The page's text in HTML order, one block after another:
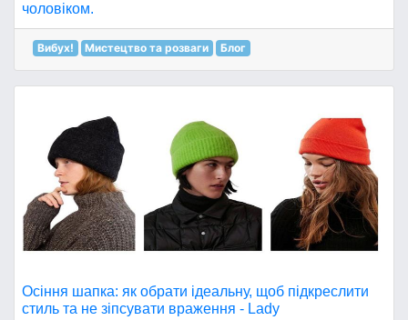
чоловіком.
Вибух! Мистецтво та розваги Блог
Осіння шапка: як обрати ідеальну, щоб підкреслити
стиль та не зіпсувати враження - Lady